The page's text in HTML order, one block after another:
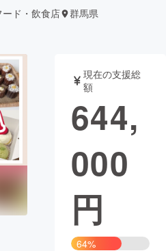
ェット
書籍・雑誌
チャレンジ
性化
CAMPFIRE Creation
ード・飲食店 群馬県
現在の支援総
額
644,
000
円
64%